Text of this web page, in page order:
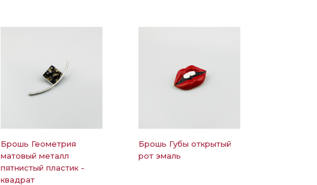
Брошь Геометрия
матовый металл
пятнистый пластик -
квадрат
Брошь Губы открытый
рот эмаль